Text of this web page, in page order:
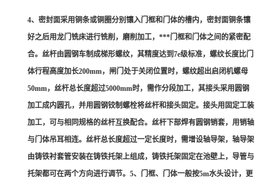
4、密封面采用铜条或铜圈分别镶入门框和门体的槽内，密封面铜条镶
好之后用龙门铣床进行铣削，磨削加工，***门框和门体之间的紧密配
合。丝杆由圆钢车制成梯形螺纹，其精度达到7e级标准，螺纹长度比门
体行程高度加长200mm，闸门处于关闭位置时，螺纹超出启闭机螺母
50mm，丝杆总长度超过5000mm时，需作分段加工，其接头采用圆钢
加工成内圆孔，并用圆钢铰制螺栓将丝杆和接头固定。接头用固定工装
加工，可与相同规格的丝杆互换配合。丝杆下部焊有圆钢销套，用销轴
与门体吊耳相连。丝杆总长度超过一定长度时，需增设轴导架，轴导架
由铸铁衬套管安装在铸铁托架上组成，铸铁托架固定在池壁上，导管与
托架都可在两个方向进行调节。5、门框、门体一般按5m水头设计，更